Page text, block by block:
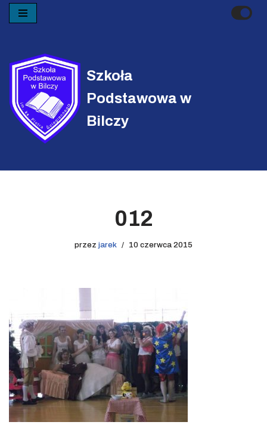
treści
Szkoła
Podstawowa w
Bilczy
012
przez jarek 10 czerwca 2015